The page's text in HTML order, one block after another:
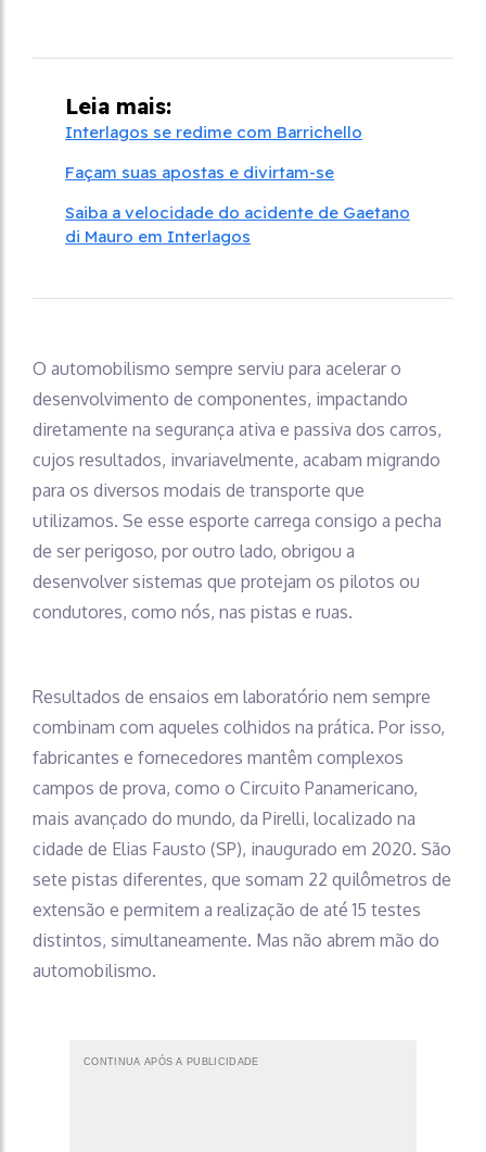
Leia mais:
Interlagos se redime com Barrichello
Façam suas apostas e divirtam-se
Saiba a velocidade do acidente de Gaetano
di Mauro em Interlagos
O automobilismo sempre serviu para acelerar o
desenvolvimento de componentes, impactando
diretamente na segurança ativa e passiva dos carros,
cujos resultados, invariavelmente, acabam migrando
para os diversos modais de transporte que
utilizamos. Se esse esporte carrega consigo a pecha
de ser perigoso, por outro lado, obrigou a
desenvolver sistemas que protejam os pilotos ou
condutores, como nós, nas pistas e ruas.
Resultados de ensaios em laboratório nem sempre
combinam com aqueles colhidos na prática. Por isso,
fabricantes e fornecedores mantêm complexos
campos de prova, como o Circuito Panamericano,
mais avançado do mundo, da Pirelli, localizado na
cidade de Elias Fausto (SP), inaugurado em 2020. São
sete pistas diferentes, que somam 22 quilômetros de
extensão e permitem a realização de até 15 testes
distintos, simultaneamente. Mas não abrem mão do
automobilismo.
CONTINUA APÓS A PUBLICIDADE